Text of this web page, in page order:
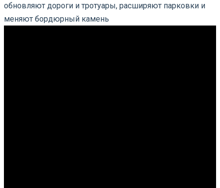
обновляют дороги и тротуары, расширяют парковки и
меняют бордюрный камень